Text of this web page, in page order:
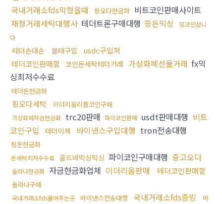
국내거래소fds막혔을때
핑오다현금화 비트코인판매사이트
재정거래세탁대행사 테더트론구매대행 핑돈믹싱
밈코인삽니
다
테더손대손 블테구입
usdc구입처
테더코인판매함 코인돈세탁테더거래 가상화폐선물거래 fx믹
싱최저수수료
테더돈현금화
핑오다세탁 이더리움리플코인구매
가상화폐자금현금화 trc20판매 파이코인판매 usdt판매대행 비트
코인구입
테더이체 바이낸스구입대행 tron전송대행
핑돈현금화
돈세탁최저수수료 골드바믹싱믹싱 파이코인구매대행 중고오다
솔라나현금화 자금현금화업체 이더리움판매 테더코인판매함
솔라나구매
국내거래소fds뚫어주는곳 바이낸스전송대행 국내거래소fds증빙
바